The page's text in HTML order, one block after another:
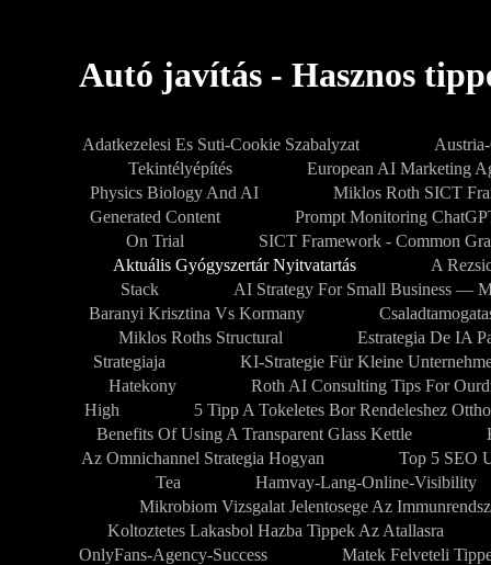
Autó javítás - Hasznos
Adatkezelesi Es Suti-Cookie Szabalyzat
Tekintélyépítés
European AI Marketing
Physics Biology And AI
Miklos Roth SICT
Generated Content
Prompt Monitoring
On Trial
SICT Framework - Common
Aktuális Gyógyszertár Nyitvatartás
A
Stack
AI Strategy For Small Business —
Baranyi Krisztina Vs Kormany
Miklos Roths Structural
Estrategia De IA
Strategiaja
KI-Strategie Für Kleine
Hatekony
Roth AI Consulting Tips For
High
5 Tipp A Tokeletes Bor Rendeleshez
Benefits Of Using A Transparent Glass Kettle
Az Omnichannel Strategia Hogyan
Top 5 SEO
Tea
Hamvay-Lang-Online-Visibility
Mikrobiom Vizsgalat Jelentosege Az
Koltoztetes Lakasbol Hazba Tippek Az Atallasra
OnlyFans-Agency-Success
Matek Felveteli